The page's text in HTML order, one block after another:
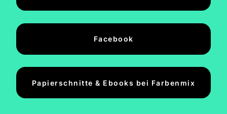
Facebook
Papierschnitte & Ebooks bei Farbenmix